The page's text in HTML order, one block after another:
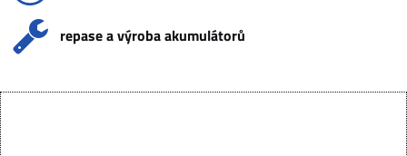
repase a výroba akumulátorů